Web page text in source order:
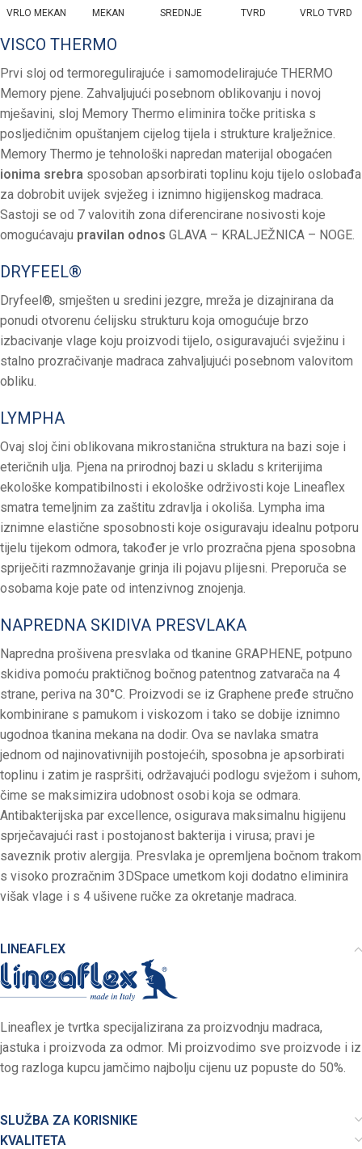
VRLO MEKAN MEKAN SREDNJE TVRD VRLO TVRD
VISCO THERMO
Prvi sloj od termoregulirajuće i samomodelirajuće THERMO
Memory pjene. Zahvaljujući posebnom oblikovanju i novoj
mješavini, sloj Memory Thermo eliminira točke pritiska s
posljedičnim opuštanjem cijelog tijela i strukture kralježnice.
Memory Thermo je tehnološki napredan materijal obogaćen
ionima srebra sposoban apsorbirati toplinu koju tijelo oslobađa
za dobrobit uvijek svježeg i iznimno higijenskog madraca.
Sastoji se od 7 valovitih zona diferencirane nosivosti koje
omogućavaju pravilan odnos GLAVA – KRALJEŽNICA – NOGE.
DRYFEEL®
Dryfeel®, smješten u sredini jezgre, mreža je dizajnirana da
ponudi otvorenu ćelijsku strukturu koja omogućuje brzo
izbacivanje vlage koju proizvodi tijelo, osiguravajući svježinu i
stalno prozračivanje madraca zahvaljujući posebnom valovitom
obliku.
LYMPHA
Ovaj sloj čini oblikovana mikrostanična struktura na bazi soje i
eteričnih ulja. Pjena na prirodnoj bazi u skladu s kriterijima
ekološke kompatibilnosti i ekološke održivosti koje Lineaflex
smatra temeljnim za zaštitu zdravlja i okoliša. Lympha ima
iznimne elastične sposobnosti koje osiguravaju idealnu potporu
tijelu tijekom odmora, također je vrlo prozračna pjena sposobna
spriječiti razmnožavanje grinja ili pojavu plijesni. Preporuča se
osobama koje pate od intenzivnog znojenja.
NAPREDNA SKIDIVA PRESVLAKA
Napredna prošivena presvlaka od tkanine GRAPHENE, potpuno
skidiva pomoću praktičnog bočnog patentnog zatvarača na 4
strane, periva na 30°C. Proizvodi se iz Graphene pređe stručno
kombinirane s pamukom i viskozom i tako se dobije iznimno
ugodnoa tkanina mekana na dodir. Ova se navlaka smatra
jednom od najinovativnijih postojećih, sposobna je apsorbirati
toplinu i zatim je raspršiti, održavajući podlogu svježom i suhom,
čime se maksimizira udobnost osobi koja se odmara.
Antibakterijska par excellence, osigurava maksimalnu higijenu
sprječavajući rast i postojanost bakterija i virusa; pravi je
saveznik protiv alergija. Presvlaka je opremljena bočnom trakom
s visoko prozračnim 3DSpace umetkom koji dodatno eliminira
višak vlage i s 4 ušivene ručke za okretanje madraca.
LINEAFLEX
Lineaflex je tvrtka specijalizirana za proizvodnju madraca,
jastuka i proizvoda za odmor. Mi proizvodimo sve proizvode i iz
tog razloga kupcu jamčimo najbolju cijenu uz popuste do 50%.
SLUŽBA ZA KORISNIKE
KVALITETA